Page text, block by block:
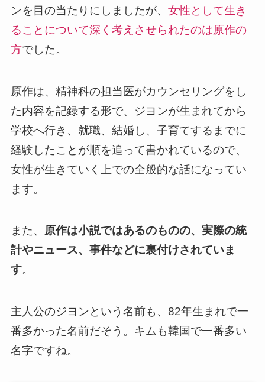
ンを目の当たりにしましたが、 女性として生き
ることについて深く考えさせられたのは原作の
方でした。
原作は、精神科の担当医がカウンセリングをし
た内容を記録する形で、ジヨンが生まれてから
学校へ行き、就職、結婚し、子育てするまでに
経験したことが順を追って書かれているので、
女性が生きていく上での全般的な話になってい
ます。
また、 原作は小説ではあるのものの、実際の統
計やニュース、事件などに裏付けされていま
す。
主人公のジヨンという名前も、82年生まれで一
番多かった名前だそう。キムも韓国で一番多い
名字ですね。